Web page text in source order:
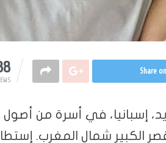
Share
4 نوفمبر 1998 في مدريد، إسبانيا، في أسرة من أصول
الكبير شمال المغرب.